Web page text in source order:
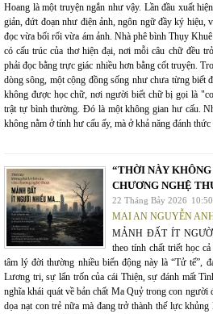
Hoang là một truyện ngắn như vậy. Lần đầu xuất
giản, đứt đoạn như điện ảnh, ngôn ngữ đầy ký hiệu,
đọc vừa bối rối vừa ám ảnh. Nhà phê bình Thụy
có cấu trúc của thơ hiện đại, nơi mỗi câu chữ đều
phải đọc bằng trực giác nhiều hơn bằng cốt truyện.
dòng sông, một cộng đồng sống như chưa từng biết
không được học chữ, nơi người biết chữ bị gọi là
trật tự bình thường. Đó là một không gian hư cấu.
không nằm ở tính hư cấu ấy, mà ở khả năng đánh
“THỜI NÀY
CHƯƠNG NGHỆ
22 Tháng Bảy 2026
MAI AN NGUYỄN
MẢNH ĐẤT ÍT
theo tính chất triết học
tâm lý đời thường nhiều biến động này là “Tử tế”,
Lương tri, sự lẩn trốn của cái Thiện, sự đánh mất
nghĩa khái quát về bản chất Ma Quỷ trong con
dọa nạt con trẻ nữa mà đang trở thành thế lực